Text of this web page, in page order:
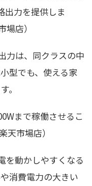
出力を提供しま
店）
力は、同クラスの中
型でも、使える家
。
まで稼働させるこ
天市場店）
を動かしやすくなる
消費電力の大きい